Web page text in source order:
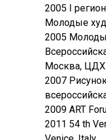
2005 I
Молодые
2005
Москва, ЦДХ.
2007
2009 ART
2011 54 th